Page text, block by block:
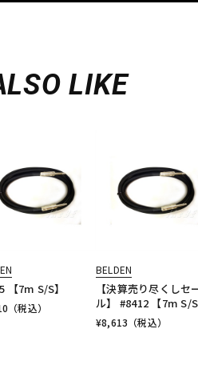
LIKE
【7m S/S】
（税込）
BELDEN
【決算売り尽くしセ
ル】 #8412 【7m S/
¥8,613 （税込）